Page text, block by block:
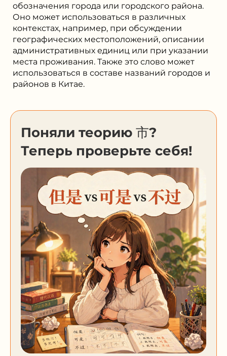
обозначения города или городского района.
Оно может использоваться в различных
контекстах, например, при обсуждении
географических местоположений, описании
административных единиц или при указании
места проживания. Также это слово может
использоваться в составе названий городов и
районов в Китае.
Поняли теорию 市?
Теперь проверьте себя!